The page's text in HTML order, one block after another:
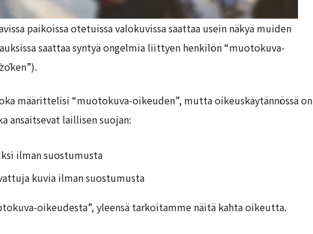
paikoissa otetuissa valokuvissa saattaa usein näkyä muiden
saattaa syntyä ongelmia liittyen henkilön “muotokuva-
määrittelisi “muotokuva-oikeuden”, mutta oikeuskäytännössä on
laillisen suojan:
ilman suostumusta
kuvia ilman suostumusta
oikeudesta”, yleensä tarkoitamme näitä kahta oikeutta.